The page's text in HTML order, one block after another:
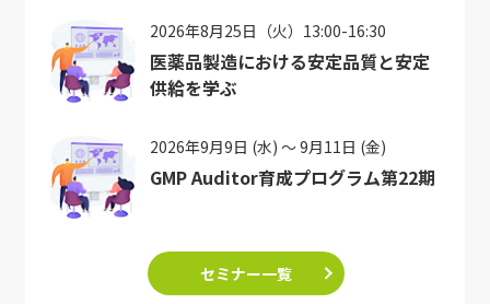
2026年8月25日（火）13:00-16:30
医薬品製造における安定品質と安定
供給を学ぶ
2026年9月9日 (水) ～ 9月11日 (金)
GMP Auditor育成プログラム第22期
セミナー一覧